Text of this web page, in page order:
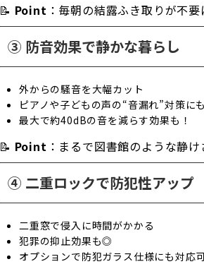
📝 Point ：毎朝の結露ふき取りが不要
③ 防音効果で静かな暮らし
外からの騒音を大幅カット
ピアノや子どもの声の“音漏れ”対策に
最大で約40dBの音を減らす効果も！
📝 Point ：まるで図書館のような静け
④ 二重ロックで防犯性アップ
二重窓で侵入に時間がかかる
犯罪の抑止効果も◎
オプションで防犯ガラス仕様にも対応